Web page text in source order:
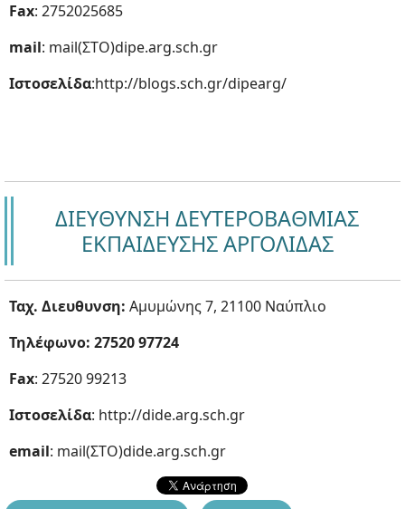
Fax: 2752025685
mail: mail(ΣΤΟ)dipe.arg.sch.gr
Ιστοσελίδα:http://blogs.sch.gr/dipearg/
ΔΙΕΥΘΥΝΣΗ ΔΕΥΤΕΡΟΒΑΘΜΙΑΣ
ΕΚΠΑΙΔΕΥΣΗΣ ΑΡΓΟΛΙΔΑΣ
Ταχ. Διευθυνση: Αμυμώνης 7, 21100 Ναύπλιο
Τηλέφωνο: 27520 97724
Fax: 27520 99213
Ιστοσελίδα: http://dide.arg.sch.gr
email: mail(ΣΤΟ)dide.arg.sch.gr